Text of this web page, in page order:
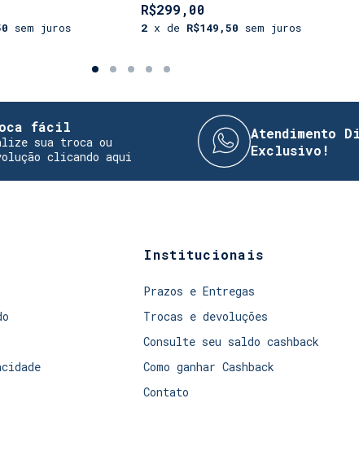
sem juros
R$299,00
2 x de R$149,50 sem juros
troca ou
aqui
Atendimento Direto e
Exclusivo!
Institucionais
Prazos e Entregas
Trocas e devoluções
Consulte seu saldo cashback
Como ganhar Cashback
Contato